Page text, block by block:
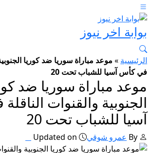
بوابة اخر نيوز
الرئيسية » موعد مباراة سوريا ضد كوريا
في كأس آسيا للشباب تحت 20
موعد مباراة سوريا ضد
الجنوبية والقنوات
آسيا للشباب تحت 20
By عمرو شوقي Updated on